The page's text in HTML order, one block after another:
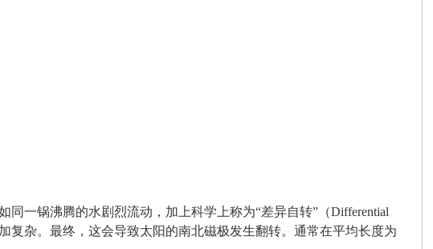
一锅沸腾的水剧烈流动，加上科学上称为“差异自转”（Differential
复杂。最终，这会导致太阳的南北磁极发生翻转。通常在平均长度为